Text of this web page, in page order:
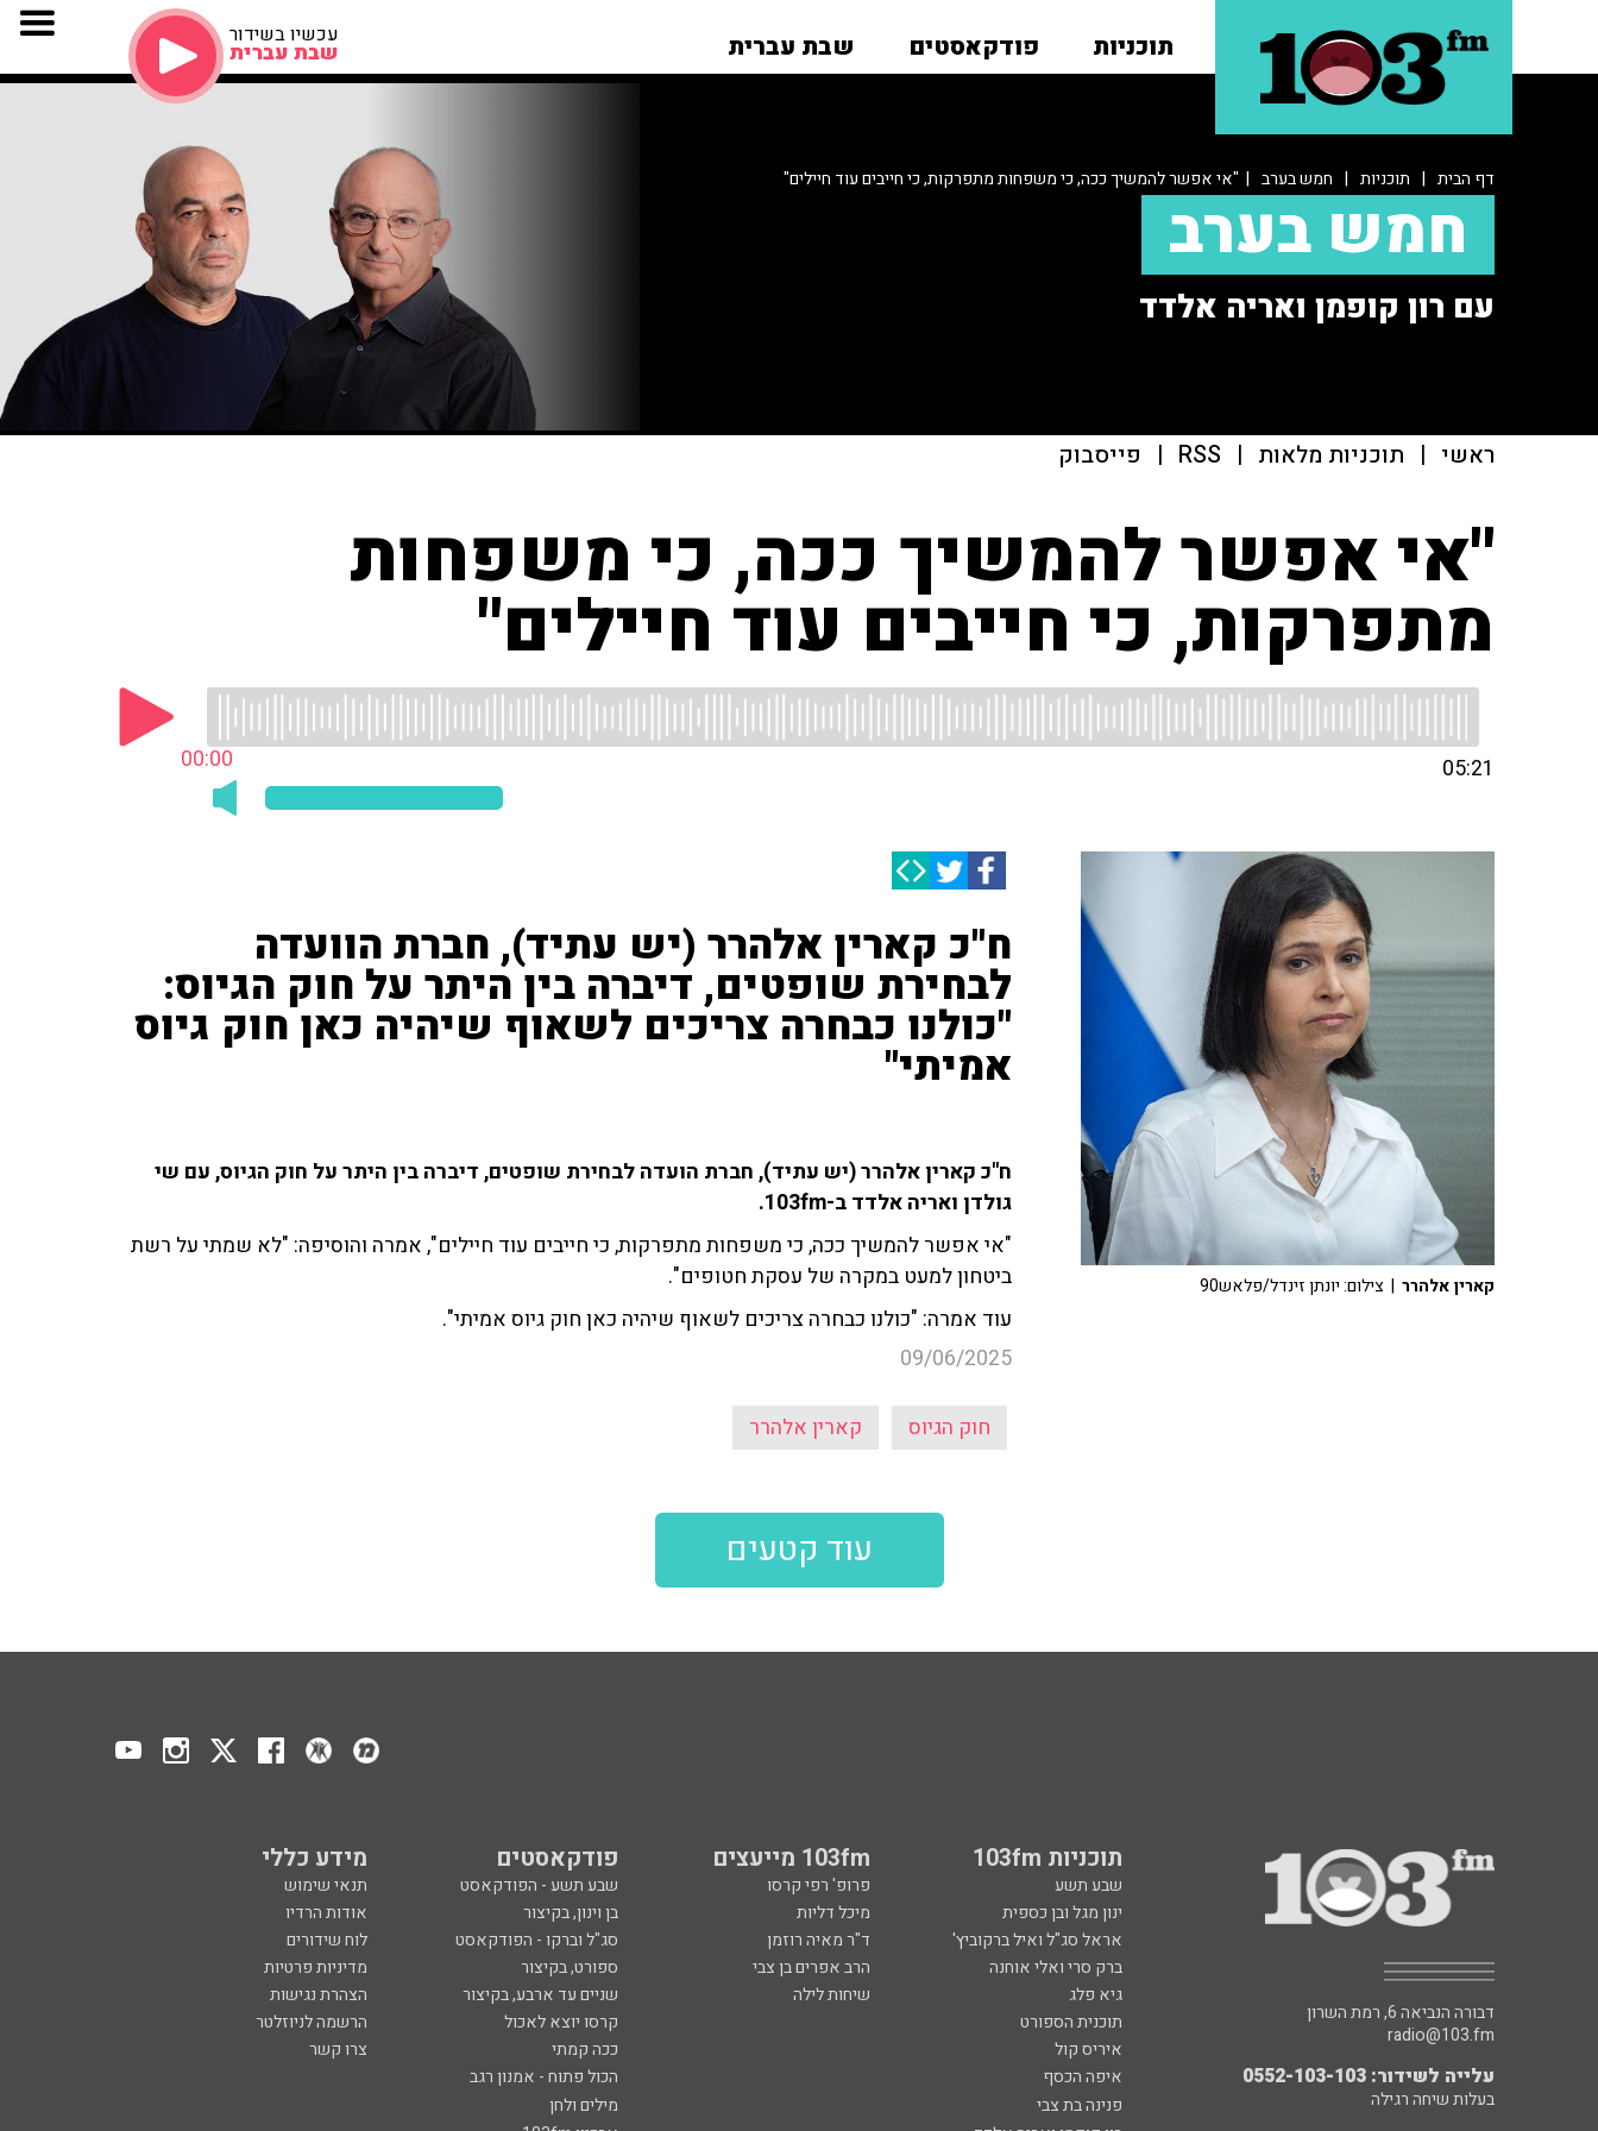
תוכניות פודקאסטים שבת עברית עכשיו בשידור
שבת עברית
דף הבית | תוכניות | חמש בערב | "אי אפשר להמשיך ככה, כי משפחות מתפרקות, כי חייבים עוד חיילים"
חמש בערב
עם רון קופמן ואריה אלדד
ראשי | תוכניות מלאות |
RSS
| פייסבוק
"אי אפשר להמשיך ככה, כי משפחות
מתפרקות, כי חייבים עוד חיילים"
00:00 05:21
ח''כ קארין אלהרר (יש עתיד), חברת הוועדה
לבחירת שופטים, דיברה בין היתר על חוק הגיוס:
"כולנו כבחרה צריכים לשאוף שיהיה כאן חוק גיוס
אמיתי"
ח''כ קארין אלהרר (יש עתיד), חברת הועדה לבחירת שופטים, דיברה בין היתר על חוק הגיוס, עם שי
גולדן ואריה אלדד ב-103fm.
"אי אפשר להמשיך ככה, כי משפחות מתפרקות, כי חייבים עוד חיילים", אמרה והוסיפה: "לא שמתי על רשת
ביטחון למעט במקרה של עסקת חטופים".
עוד אמרה: "כולנו כבחרה צריכים לשאוף שיהיה כאן חוק גיוס אמיתי".
09/06/2025
חוק הגיוס קארין אלהרר
קארין אלהרר | צילום: יונתן זינדל/פלאש90
עוד קטעים
תוכניות 103fm 103fm מייעצים פודקאסטים מידע כללי
שבע תשע פרופ' רפי קרסו שבע תשע - הפודקאסט
תנאי שימוש
ינון מגל ובן כספית
מיכל דליות בן וינון, בקיצור
אודות הרדיו
אראל סג"ל ואיל ברקוביץ'
ד"ר מאיה רוזמן סג"ל וברקו - הפודקאסט
לוח שידורים
ברק סרי ואלי אוחנה
הרב אפרים בן צבי ספורט, בקיצור
מדיניות פרטיות
גיא פלג
שיחות לילה שניים עד ארבע, בקיצור
הצהרת נגישות
תוכנית הספורט
קרסו יוצא לאכול
הרשמה לניוזלטר
איריס קול
ככה קמתי
צרו קשר
איפה הכסף
הכול פתוח - אמנון רגב
פנינה בת צבי
מילים ולחן
דבורה הנביאה 6, רמת השרון
radio@103.fm
עלייה לשידור: 0552-103-103
בעלות שיחה רגילה